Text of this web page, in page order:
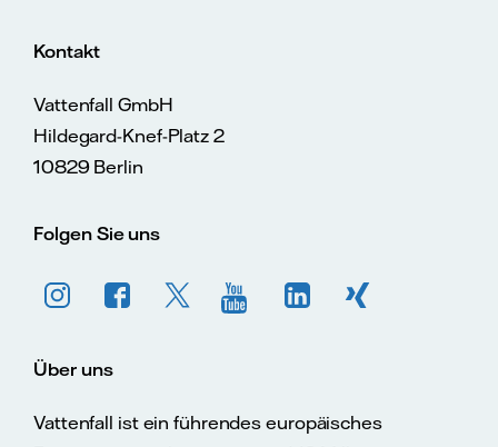
Kontakt
Vattenfall GmbH
Hildegard-Knef-Platz 2
10829 Berlin
Folgen Sie uns
Über uns
Vattenfall ist ein führendes europäisches